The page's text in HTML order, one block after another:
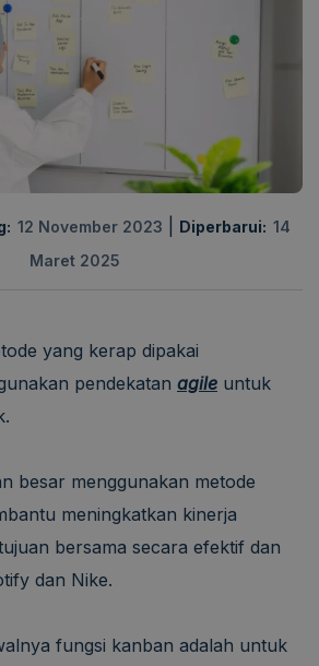
12 November 2023 Diperbarui: 14
Maret 2025
yang kerap dipakai
pendekatan agile untuk
besar menggunakan metode
meningkatkan kinerja
bersama secara efektif dan
dan Nike.
fungsi kanban adalah untuk